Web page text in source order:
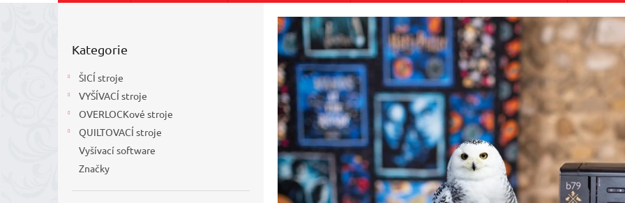
kategorie
Kategorie
ŠICÍ stroje
VYŠÍVACÍ stroje
OVERLOCKové stroje
QUILTOVACÍ stroje
Vyšívací software
Značky
P
r
o
d
e
j
š
i
c
í